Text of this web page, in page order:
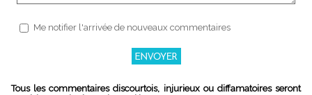
Me notifier l'arrivée de nouveaux commentaires
Tous les commentaires discourtois, injurieux ou diffamatoires seront